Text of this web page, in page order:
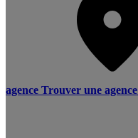
agence Trouver une agence